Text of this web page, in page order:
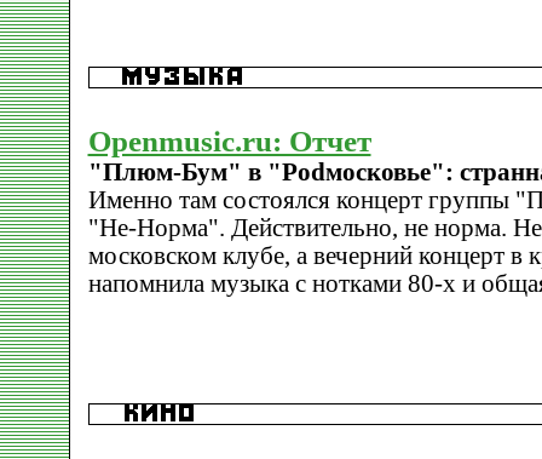
Openmusic.ru: Отчет
"Плюм-Бум" в "Podмосковье":
Именно там состоялся концерт группы
"Не-Норма". Действительно, не норма.
московском клубе, а вечерний концерт в
напомнила музыка с нотками 80-х и